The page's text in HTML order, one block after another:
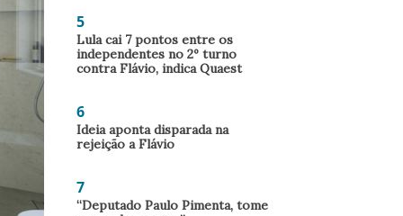
5
Lula cai 7 pontos entre os
independentes no 2º turno
contra Flávio, indica Quaest
6
Ideia aponta disparada na
rejeição a Flávio
7
“Deputado Paulo Pimenta, tome